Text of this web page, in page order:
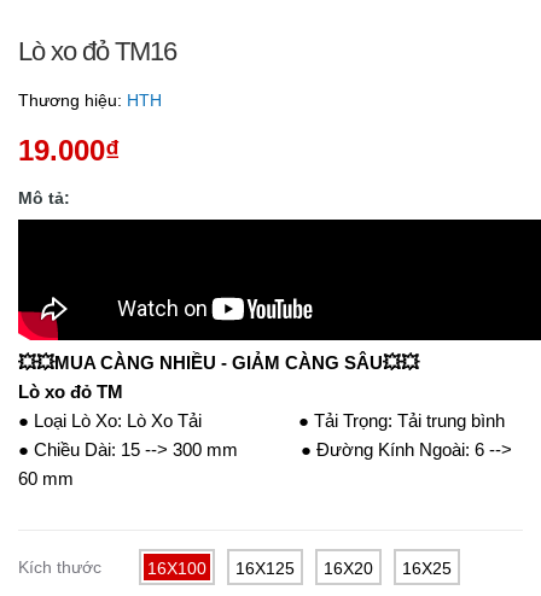
Lò xo đỏ TM16
Thương hiệu: HTH
19.000₫
Mô tả:
💥💥MUA CÀNG NHIỀU - GIẢM CÀNG SÂU💥💥
Lò xo đỏ TM
● Loại Lò Xo: Lò Xo Tải ● Tải Trọng: Tải trung bình
● Chiều Dài: 15 --> 300 mm ● Đường Kính Ngoài: 6 -->
60 mm
Kích thước 16X100 16X125 16X20 16X25